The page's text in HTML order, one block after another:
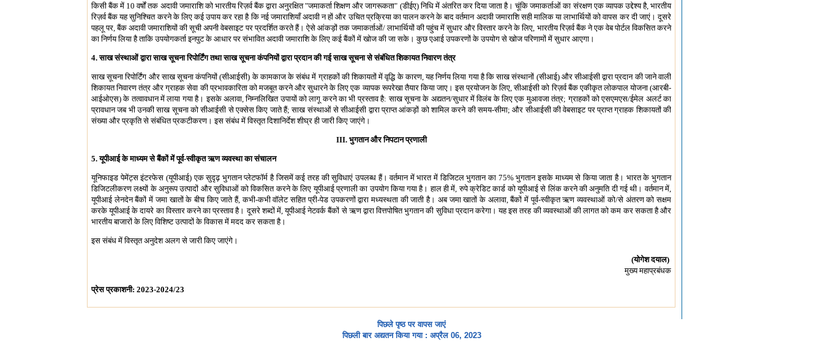
किसी बैंक में 10 वर्षों तक अदावी जमाराशि को भारतीय रिज़र्व बैंक द्वारा अनुरक्षित "जमाकर्ता शिक्षण और जागरूकता" (डीईए) निधि में अंतरित कर दिया जाता है। चूंकि जमाकर्ताओं का संरक्षण एक व्यापक उद्देश्य है, भारतीय
रिज़र्व बैंक यह सुनिश्चित करने के लिए कई उपाय कर रहा है कि नई जमाराशियाँ अदावी न हों और उचित प्रक्रिया का पालन करने के बाद वर्तमान अदावी जमाराशि सही मालिक या लाभार्थियों को वापस कर दी जाएं। दूसरे
पहलू पर, बैंक अदावी जमाराशियों की सूची अपनी वेबसाइट पर प्रदर्शित करते हैं। ऐसे आंकड़ों तक जमाकर्ताओं/ लाभार्थियों की पहुंच में सुधार और विस्तार करने के लिए, भारतीय रिज़र्व बैंक ने एक वेब पोर्टल विकसित करने
का निर्णय लिया है ताकि उपयोगकर्ता इनपुट के आधार पर संभावित अदावी जमाराशि के लिए कई बैंकों में खोज की जा सके। कुछ एआई उपकरणों के उपयोग से खोज परिणामों में सुधार आएगा।
4. साख संस्थाओं द्वारा साख सूचना रिपोर्टिंग तथा साख सूचना कंपनियों द्वारा प्रदान की गई साख सूचना से संबंधित शिकायत निवारण तंत्र
साख सूचना रिपोर्टिंग और साख सूचना कंपनियों (सीआईसी) के कामकाज के संबंध में ग्राहकों की शिकायतों में वृद्धि के कारण, यह निर्णय लिया गया है कि साख संस्थानों (सीआई) और सीआईसी द्वारा प्रदान की जाने वाली
शिकायत निवारण तंत्र और ग्राहक सेवा की प्रभावकारिता को मजबूत करने और सुधारने के लिए एक व्यापक रूपरेखा तैयार किया जाए। इस प्रयोजन के लिए, सीआईसी को रिज़र्व बैंक एकीकृत लोकपाल योजना (आरबी-
आईओएस) के तत्वावधान में लाया गया है। इसके अलावा, निम्नलिखित उपायों को लागू करने का भी प्रस्ताव है: साख सूचना के अद्यतन/सुधार में विलंब के लिए एक मुआवजा तंत्र; ग्राहकों को एसएमएस/ईमेल अलर्ट का
प्रावधान जब भी उनकी साख सूचना को सीआईसी से एक्सेस किए जाते हैं; साख संस्थाओं से सीआईसी द्वारा प्राप्त आंकड़ों को शामिल करने की समय-सीमा; और सीआईसी की वेबसाइट पर प्राप्त ग्राहक शिकायतों की
संख्या और प्रकृति से संबंधित प्रकटीकरण। इस संबंध में विस्तृत दिशानिर्देश शीघ्र ही जारी किए जाएंगे।
III. भुगतान और निपटान प्रणाली
5. यूपीआई के माध्यम से बैंकों में पूर्व-स्वीकृत ऋण व्यवस्था का संचालन
यूनिफाइड पेमेंट्स इंटरफेस (यूपीआई) एक सुदृढ़ भुगतान प्लेटफॉर्म है जिसमें कई तरह की सुविधाएं उपलब्ध हैं। वर्तमान में भारत में डिजिटल भुगतान का 75% भुगतान इसके माध्यम से किया जाता है। भारत के भुगतान
डिजिटलीकरण लक्ष्यों के अनुरूप उत्पादों और सुविधाओं को विकसित करने के लिए यूपीआई प्रणाली का उपयोग किया गया है। हाल ही में, रुपे क्रेडिट कार्ड को यूपीआई से लिंक करने की अनुमति दी गई थी। वर्तमान में,
यूपीआई लेनदेन बैंकों में जमा खातों के बीच किए जाते हैं, कभी-कभी वॉलेट सहित प्री-पेड उपकरणों द्वारा मध्यस्थता की जाती है। अब जमा खातों के अलावा, बैंकों में पूर्व-स्वीकृत ऋण व्यवस्थाओं को/से अंतरण को सक्षम
करके यूपीआई के दायरे का विस्तार करने का प्रस्ताव है। दूसरे शब्दों में, यूपीआई नेटवर्क बैंकों से ऋण द्वारा वित्तपोषित भुगतान की सुविधा प्रदान करेगा। यह इस तरह की व्यवस्थाओं की लागत को कम कर सकता है और
भारतीय बाजारों के लिए विशिष्ट उत्पादों के विकास में मदद कर सकता है।
इस संबंध में विस्तृत अनुदेश अलग से जारी किए जाएंगे।
(योगेश दयाल)
मुख्य महाप्रबंधक
प्रेस प्रकाशनी: 2023-2024/23
पिछले पृष्ठ पर वापस जाएं
पिछली बार अद्यतन किया गया : अप्रैल 06, 2023